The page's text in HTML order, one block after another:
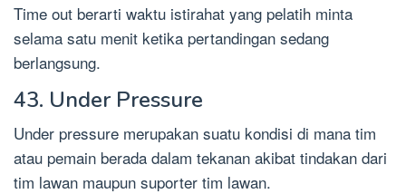
Time out berarti waktu istirahat yang pelatih minta
selama satu menit ketika pertandingan sedang
berlangsung.
43. Under Pressure
Under pressure merupakan suatu kondisi di mana tim
atau pemain berada dalam tekanan akibat tindakan dari
tim lawan maupun suporter tim lawan.